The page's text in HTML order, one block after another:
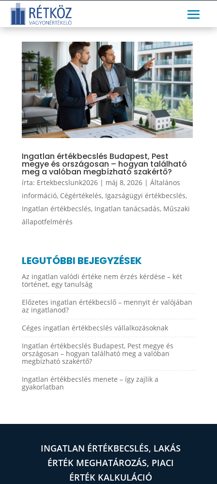
Ingatlan értékbecslés Budapest, Pest
megye és országosan – hogyan található
meg a valóban megbízható szakértő?
írta: Ertekbecslunk2026| máj 8, 2026| Általános
információ, Cégértékelés, Igazságügyi értékbecslés,
Ingatlan értékbecslés, Ingatlan tanácsadás, Műszaki
állapotfelmérés
LEGUTÓBBI BEJEGYZÉSEK
Az ingatlan valódi értéke nem érzés kérdése – két
történet, egy tanulság
Előzetes ingatlan értékbecslő – mennyit ér valójában
az ingatlanod?
Céges ingatlan értékbecslés vállalkozásoknak
Ingatlan értékbecslés Budapest, Pest megye és
országosan – hogyan található meg a valóban
megbízható szakértő?
Ingatlan értékbecslés menete – így zajlik a
gyakorlatban
INGATLAN ÉRTÉKBECSLÉS, LAKÁS
ÉRTÉK MEGHATÁROZÁS, PIACI
ÉRTÉK KALKULÁCIÓ